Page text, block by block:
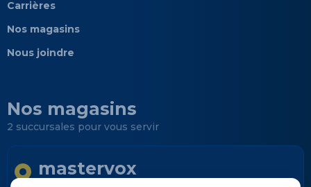
Carrières
Nos magasins
Nous joindre
Nos magasins
2 succursales pour vous servir
mastervox